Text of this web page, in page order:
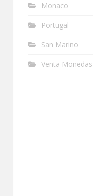
Monaco
Portugal
San Marino
Venta Monedas